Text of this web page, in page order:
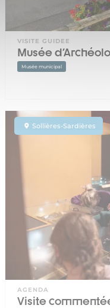
VISITE GUIDEE
Musée
Musée municipal
Sollières-Sardières
AGENDA
Visite